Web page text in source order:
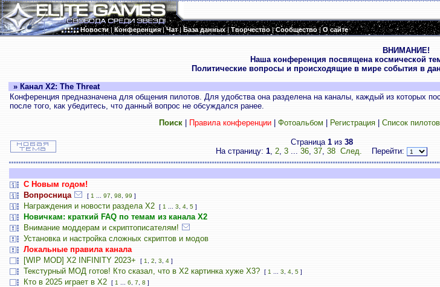
Новости|Конференция|Чат|База данных|Творчество|Сообщество|О сайте
ВНИМАНИЕ!
Наша конференция посвящена космической
Политические вопросы и происходящие в мире события в
» Канал X2: The Threat
Конференция предназначена для общения пилотов. Для удобства она разделена на каналы, каждый из которых
после того, как убедитесь, что данный вопрос не обсуждался ранее.
Поиск| Правила конференции| Фотоальбом Регистрация| Список пилотов
Страница 1из 38
На страницу: 1, 2, 3 ... 36, 37, 38 След. Перейти:
С Новым годом!
Вопросница [ 1 97 98 99 ]
Награждения и новости раздела Х2 [ 1 3 4, 5]
Новичкам: краткий FAQ по темам из канала Х2
Внимание моддерам и скриптописателям!
Установка и настройка сложных скриптов и модов
Локальные правила канала
[WIP MOD] X2 INFINITY 2023+ [ 1 2 3 4]
Текстурный МОД готов! Кто сказал, что в X2 картинка хуже X3? [ 1 3 4, 5]
Кто в 2025 играет в X2 [ 1 6 7 8 ]